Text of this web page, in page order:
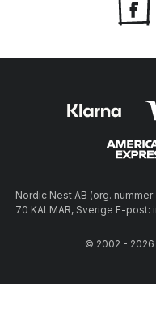
Nordic Nest AB (org.
70 KALMAR, Sverige E-
© 2002 - 2026